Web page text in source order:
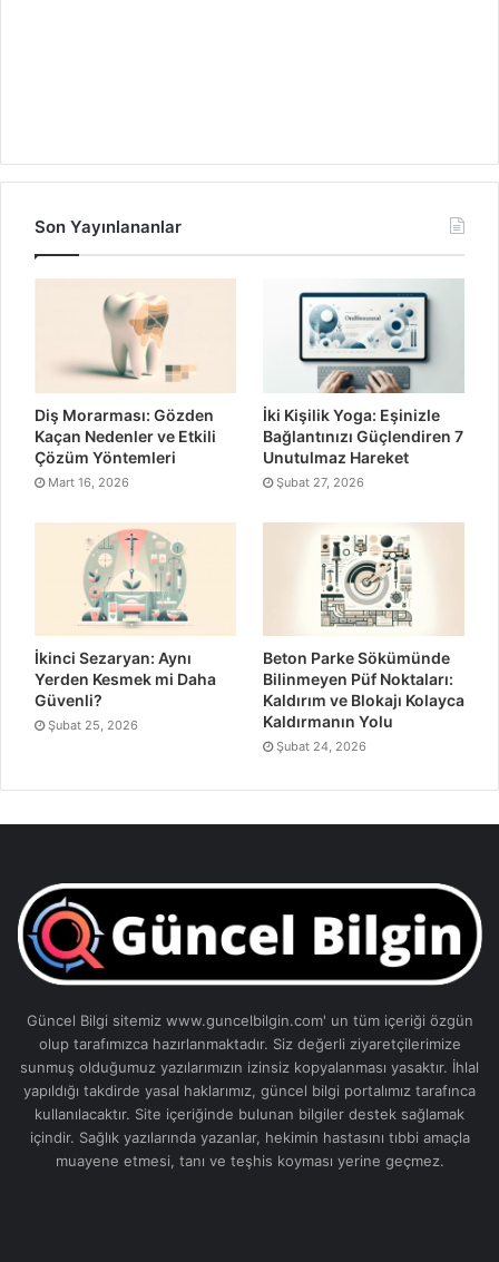
Son Yayınlananlar
Diş Morarması: Gözden
Kaçan Nedenler ve Etkili
Çözüm Yöntemleri
Mart 16, 2026
İki Kişilik Yoga: Eşinizle
Bağlantınızı Güçlendiren 7
Unutulmaz Hareket
Şubat 27, 2026
İkinci Sezaryan: Aynı
Yerden Kesmek mi Daha
Güvenli?
Şubat 25, 2026
Beton Parke Sökümünde
Bilinmeyen Püf Noktaları:
Kaldırım ve Blokajı Kolayca
Kaldırmanın Yolu
Şubat 24, 2026
Güncel Bilgi sitemiz www.guncelbilgin.com' un tüm içeriği özgün
olup tarafımızca hazırlanmaktadır. Siz değerli ziyaretçilerimize
sunmuş olduğumuz yazılarımızın izinsiz kopyalanması yasaktır. İhlal
yapıldığı takdirde yasal haklarımız, güncel bilgi portalımız tarafınca
kullanılacaktır. Site içeriğinde bulunan bilgiler destek sağlamak
içindir. Sağlık yazılarında yazanlar, hekimin hastasını tıbbi amaçla
muayene etmesi, tanı ve teşhis koyması yerine geçmez.